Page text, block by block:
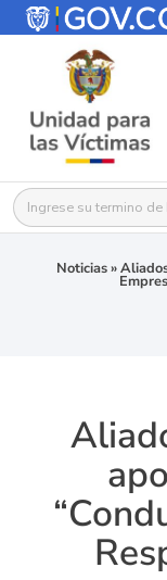
Buscar:
Noticias»